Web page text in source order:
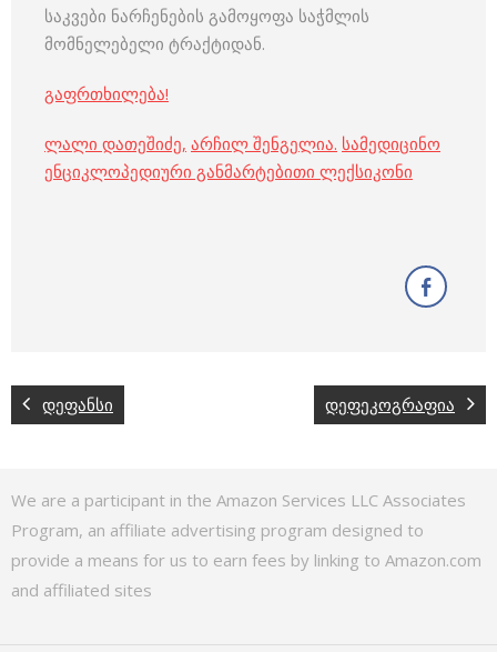
საკვები ნარჩენების გამოყოფა საჭმლის
მომნელებელი ტრაქტიდან.
გაფრთხილება!
ლალი დათეშიძე, არჩილ შენგელია. სამედიცინო
ენციკლოპედიური განმარტებითი ლექსიკონი
დეფანსი დეფეკოგრაფია
We are a participant in the Amazon Services LLC Associates
Program, an affiliate advertising program designed to
provide a means for us to earn fees by linking to Amazon.com
and affiliated sites